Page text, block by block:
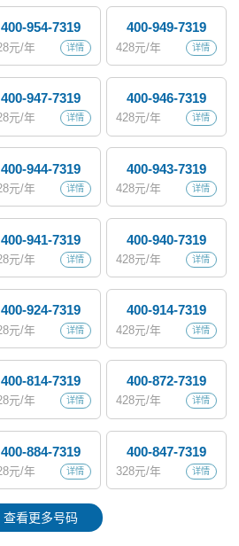
400-954-7319
详情
元/年
400-949-7319
详情
428元/年
400-947-7319
详情
元/年
400-946-7319
详情
428元/年
400-944-7319
详情
元/年
400-943-7319
详情
428元/年
400-941-7319
详情
元/年
400-940-7319
详情
428元/年
400-924-7319
详情
元/年
400-914-7319
详情
428元/年
400-814-7319
详情
元/年
400-872-7319
详情
428元/年
400-884-7319
详情
元/年
400-847-7319
详情
328元/年
查看更多号码